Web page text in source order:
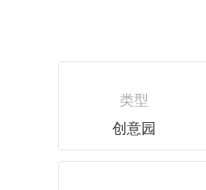
类型
创意园